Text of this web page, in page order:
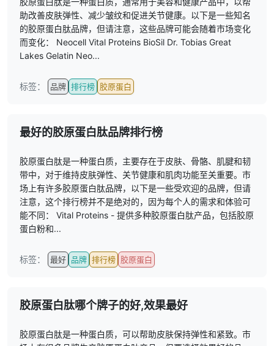
助改善皮肤弹性、减少皱纹和促进关节健康。以下是一些知名
的胶原蛋白肽品牌，但请注意，这些品牌可能会随着市场变化
而变化： Neocell Vital Proteins BioSil Dr. Tobias Great
Lakes Gelatin Neo...
标签： 品牌 排行榜 胶原蛋白
最好的胶原蛋白肽品牌排行榜
胶原蛋白肽是一种蛋白质，主要存在于皮肤、骨骼、肌腱和韧
带中，对于维持皮肤弹性、关节健康和肌肉功能至关重要。市
场上有许多胶原蛋白肽品牌，以下是一些受欢迎的品牌，但请
注意，这个排行榜并不是绝对的，因为每个人的需求和体验可
能不同： Vital Proteins - 提供多种胶原蛋白肽产品，包括胶原
蛋白粉和...
标签： 最好 品牌 排行榜 胶原蛋白
胶原蛋白肽哪个牌子的好,效果最好
胶原蛋白肽是一种蛋白质，可以帮助皮肤保持弹性和紧致。市